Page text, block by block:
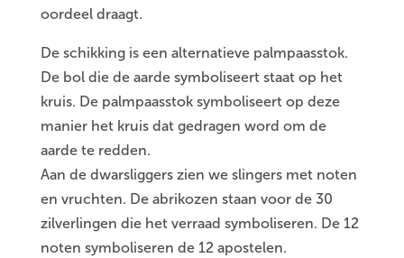
oordeel draagt.
De schikking is een alternatieve palmpaasstok.
De bol die de aarde symboliseert staat op het
kruis. De palmpaasstok symboliseert op deze
manier het kruis dat gedragen word om de
aarde te redden.
Aan de dwarsliggers zien we slingers met noten
en vruchten. De abrikozen staan voor de 30
zilverlingen die het verraad symboliseren. De 12
noten symboliseren de 12 apostelen.